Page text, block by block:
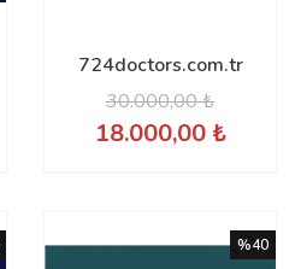
724doctors.com.tr
30.000,00 ₺
18.000,00 ₺
%40